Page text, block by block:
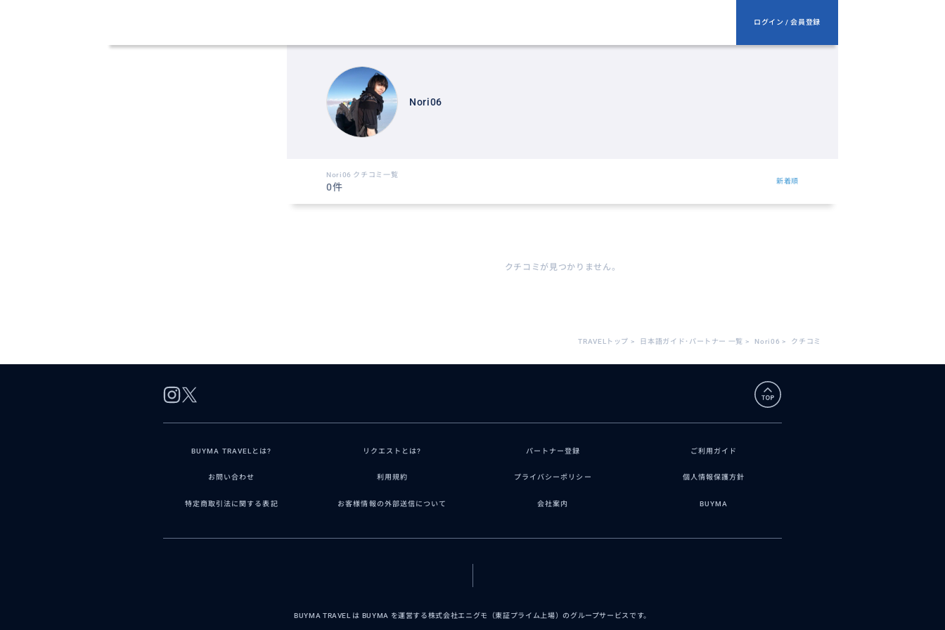
ログイン / 会員登録
Nori06
Nori06 クチコミ一覧
0件
新着順
クチコミが見つかりません。
TRAVELトップ > 日本語ガイド･パートナー 一覧 > Nori06 > クチコミ
BUYMA TRAVELとは? リクエストとは? パートナー登録 ご利用ガイド
お問い合わせ 利用規約 プライバシーポリシー 個人情報保護方針
特定商取引法に関する表記 お客様情報の外部送信について 会社案内 BUYMA
BUYMA TRAVEL は BUYMA を運営する株式会社エニグモ（東証プライム上場）のグループサービスです。